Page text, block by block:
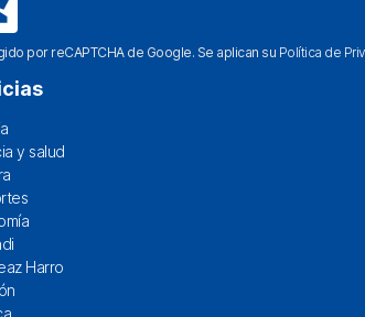
por reCAPTCHA de Google. Se aplican su Política de
y salud
Harro